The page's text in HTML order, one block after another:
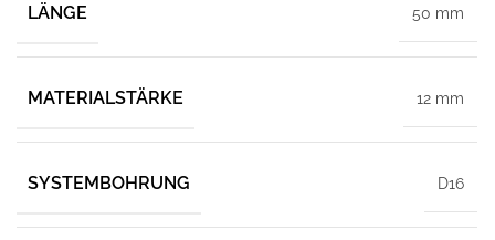
LÄNGE 50 mm
MATERIALSTÄRKE 12 mm
SYSTEMBOHRUNG D16